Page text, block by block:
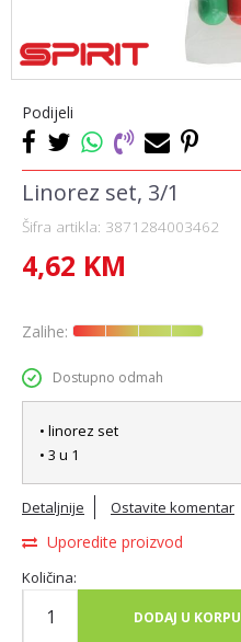
Podijeli
Linorez set, 3/1
Šifra artikla: 3871284003462
4,62 KM
Zalihe:
Dostupno odmah
• linorez set
• 3 u 1
Detaljnije Ostavite komentar
Uporedite proizvod
Količina:
DODAJ U KORPU